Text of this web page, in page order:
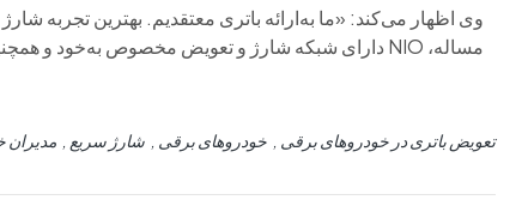
وی اظهار می‌کند: «ما به‌ارائه باتری معتقدیم. بهترین تجربه
مساله، NIO دارای شبکه شارژ و تعویض مخصوص به‌خود و همچنین اتصالات با شبکه‌های شارژ شخص‌ثالث است.»
تعویض باتری در خودروهای برقی خودروهای برقی شارژ سریع مدیران